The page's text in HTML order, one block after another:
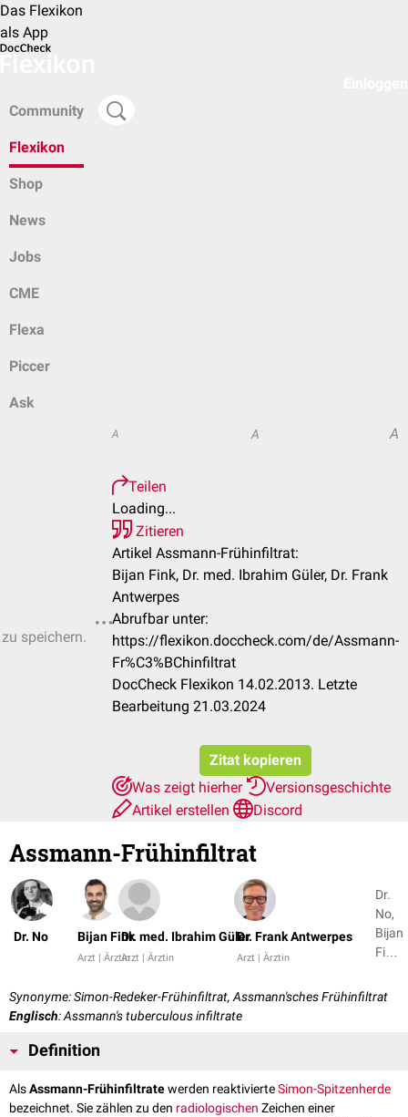
Das Flexikon
als App
Community
Flexikon
Shop
News
Jobs
CME
Flexa
Piccer
Ask
speichern.
A A A
Teilen
Loading...
Zitieren
Artikel Assmann-Frühinfiltrat:
Bijan Fink, Dr. med. Ibrahim Güler, Dr. Frank
Antwerpes
Abrufbar unter:
https://flexikon.doccheck.com/de/Assmann-
Fr%C3%BChinfiltrat
DocCheck Flexikon 14.02.2013. Letzte
Bearbeitung 21.03.2024
Zitat kopieren
Was zeigt hierher
Versionsgeschichte
Artikel erstellen
Discord
Assmann-Frühinfiltrat
Dr. No Bijan Fink
Arzt | Ärztin
Dr. med. Ibrahim Güler
Arzt | Ärztin
Dr. Frank Antwerpes
Arzt | Ärztin
Dr.
No,
Bijan
Fink
Synonyme: Simon-Redeker-Frühinfiltrat, Assmann'sches Frühinfiltrat
Englisch: Assmann's tuberculous infiltrate
Definition
AlsAssmann-Frühinfiltratewerden reaktivierteSimon-Spitzenherde
bezeichnet. Sie zählen zu den radiologischen Zeichen einer